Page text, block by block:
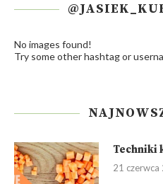
No images found!
Try some other hashtag or
Techniki
21 czerwca